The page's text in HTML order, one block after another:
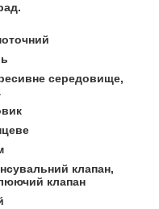
середовище,
клапан,
клапан